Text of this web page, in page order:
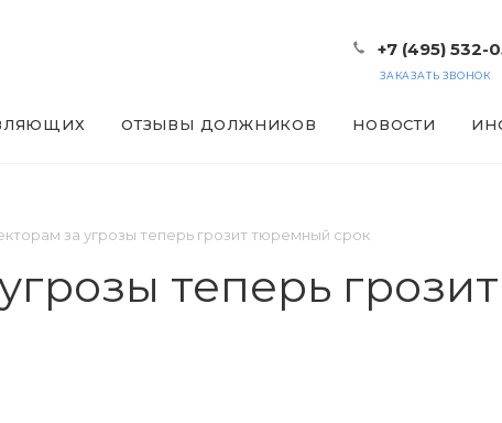
+7 (495) 532-
ЗАКАЗАТЬ ЗВОНОК
ОТЗЫВЫ ДОЛЖНИКОВ НОВОСТИ
за угрозы теперь грозит тюремный срок
теперь